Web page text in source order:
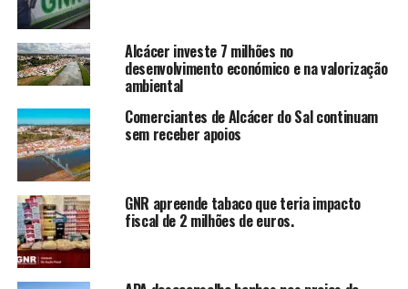
Alcácer investe 7 milhões no
desenvolvimento económico e na valorização
ambiental
Comerciantes de Alcácer do Sal continuam
sem receber apoios
GNR apreende tabaco que teria impacto
fiscal de 2 milhões de euros.